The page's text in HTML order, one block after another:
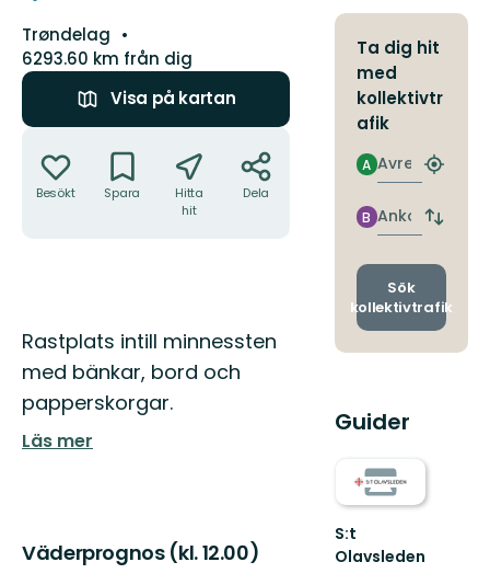
Län:
Trøndelag
6293.60 km från dig
Visa på kartan
Besökt Spara
Hitta
hit
Dela
Beskrivning
Rastplats intill minnessten
med bänkar, bord och
papperskorgar.
Läs mer
Väderprognos (kl. 12.00)
Ta dig hit
med
kollektivtr
afik
Avresa
A
Hitta
Ankomst
B
Byt
och
Sök
kollektivtrafik
Guider
S:t
Olavsleden